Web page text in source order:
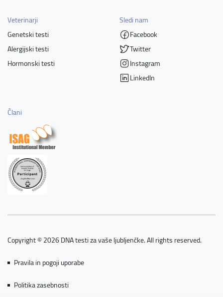
Veterinarji
Genetski testi
Alergijski testi
Hormonski testi
Sledi nam
Facebook
Twitter
Instagram
LinkedIn
Člani
Copyright © 2026 DNA testi za vaše ljubljenčke. All rights reserved.
Pravila in pogoji uporabe
Politika zasebnosti